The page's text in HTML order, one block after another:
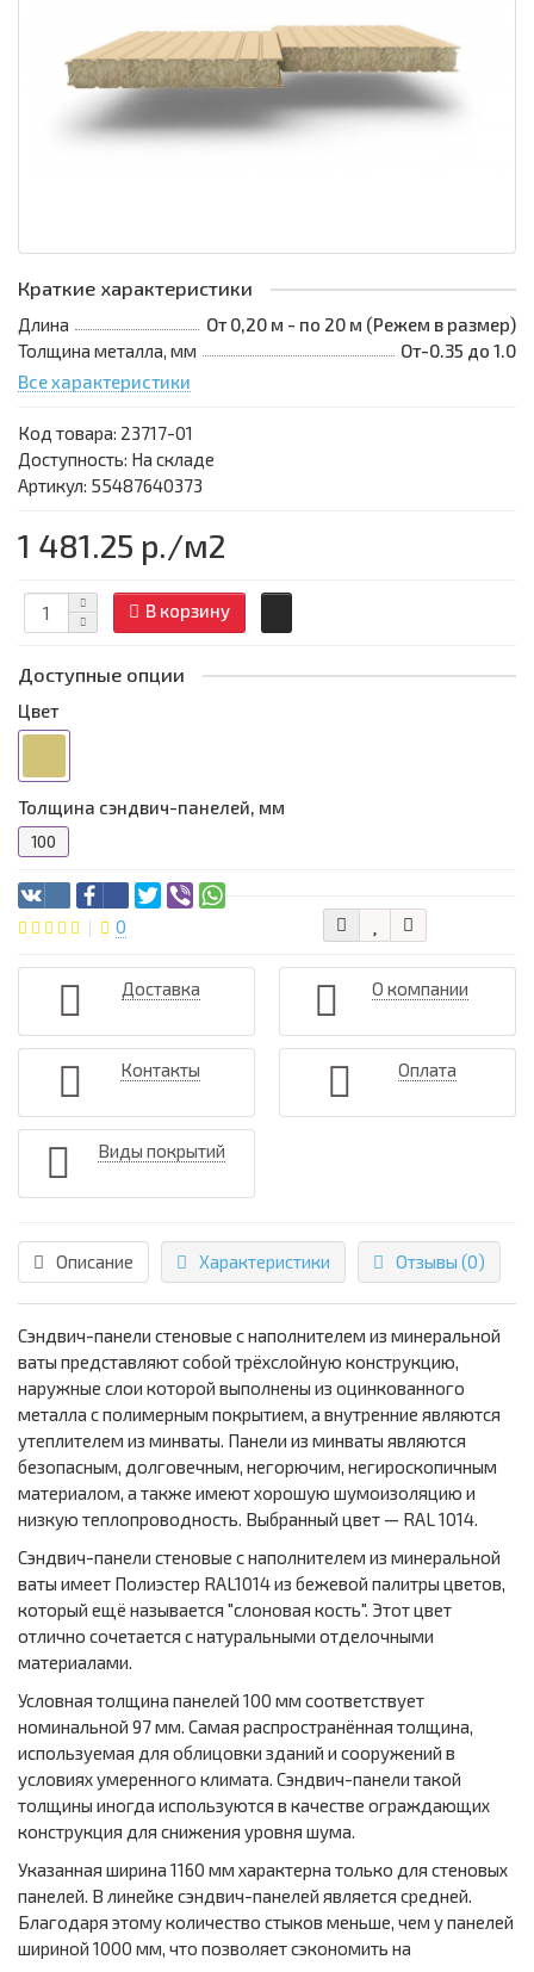
Краткие характеристики
Длина
От 0,20 м - по 20 м (Режем в размер)
Толщина металла, мм
От-0.35 до 1.0
Все характеристики
Код товара: 23717-01
Доступность: На складе
Артикул: 55487640373
1 481.25 р./м2
В корзину
Доступные опции
Цвет
Толщина сэндвич-панелей, мм
100
0
Доставка О компании
Контакты Оплата
Виды покрытий
Описание Характеристики Отзывы (0)
Сэндвич-панели стеновые с наполнителем из минеральной
ваты представляют собой трёхслойную конструкцию,
наружные слои которой выполнены из оцинкованного
металла с полимерным покрытием, а внутренние являются
утеплителем из минваты. Панели из минваты являются
безопасным, долговечным, негорючим, негироскопичным
материалом, а также имеют хорошую шумоизоляцию и
низкую теплопроводность. Выбранный цвет — RAL 1014.
Сэндвич-панели стеновые с наполнителем из минеральной
ваты имеет Полиэстер RAL1014 из бежевой палитры цветов,
который ещё называется "слоновая кость". Этот цвет
отлично сочетается с натуральными отделочными
материалами.
Условная толщина панелей 100 мм соответствует
номинальной 97 мм. Самая распространённая толщина,
используемая для облицовки зданий и сооружений в
условиях умеренного климата. Сэндвич-панели такой
толщины иногда используются в качестве ограждающих
конструкция для снижения уровня шума.
Указанная ширина 1160 мм характерна только для стеновых
панелей. В линейке сэндвич-панелей является средней.
Благодаря этому количество стыков меньше, чем у панелей
шириной 1000 мм, что позволяет сэкономить на